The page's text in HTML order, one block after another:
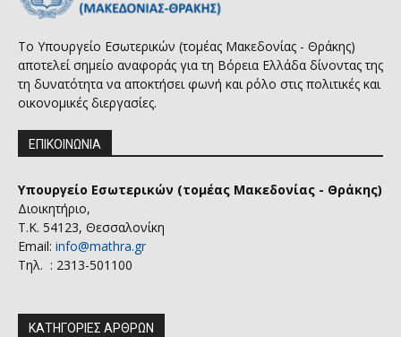
Το Υπουργείο Εσωτερικών (τομέας Μακεδονίας - Θράκης)
αποτελεί σημείο αναφοράς για τη Βόρεια Ελλάδα δίνοντας της
τη δυνατότητα να αποκτήσει φωνή και ρόλο στις πολιτικές και
οικονομικές διεργασίες.
ΕΠΙΚΟΙΝΩΝΙΑ
Υπουργείο Εσωτερικών (τομέας Μακεδονίας - Θράκης)
Διοικητήριο,
Τ.Κ. 54123, Θεσσαλονίκη
Email: info@mathra.gr
Τηλ. : 2313-501100
ΚΑΤΗΓΟΡΙΕΣ ΑΡΘΡΩΝ